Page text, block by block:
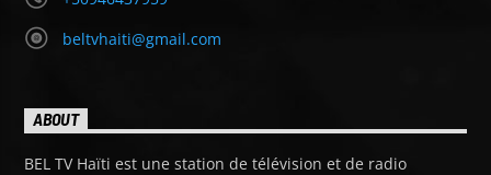
beltvhaiti@gmail.com
ABOUT
BEL TV Haïti est une station de télévision et de radio